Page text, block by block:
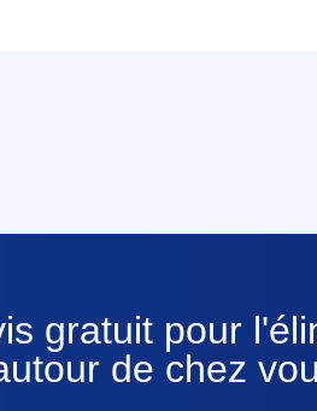
gratuit pour
de chez